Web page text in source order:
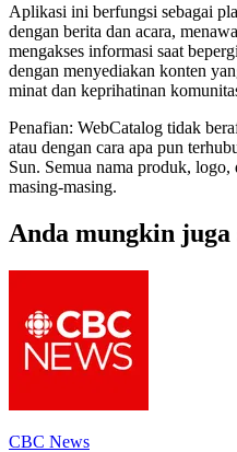
Aplikasi ini berfungsi sebagai
dengan berita dan acara,
mengakses informasi saat
dengan menyediakan konten
minat dan keprihatinan
Penafian: WebCatalog tidak
atau dengan cara apa pun
Sun. Semua nama produk,
masing-masing.
Anda mungkin juga
CBC News